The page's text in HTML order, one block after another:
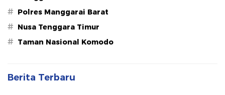
# Polres Manggarai Barat
# Nusa Tenggara Timur
# Taman Nasional Komodo
Berita Terbaru